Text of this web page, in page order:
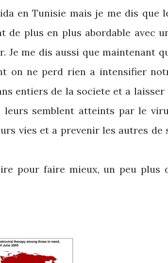
en Tunisie mais je me dis que
de plus en plus abordable avec
Je me dis aussi que maintenant
on ne perd rien a intensifier
entiers de la societe et a laisser
semblent atteints par le
vies et a prevenir les autres de
pour faire mieux, un peu plus